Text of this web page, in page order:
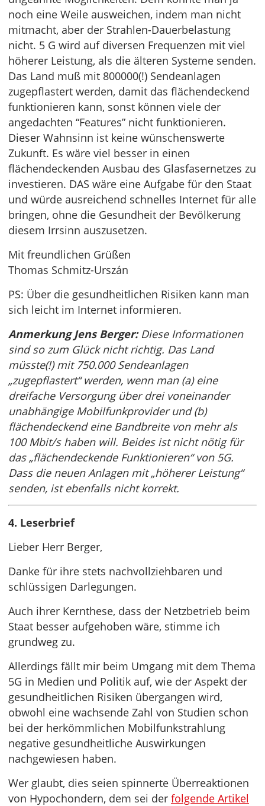
noch eine Weile ausweichen, indem man nicht
mitmacht, aber der Strahlen-Dauerbelastung
nicht. 5 G wird auf diversen Frequenzen mit viel
höherer Leistung, als die älteren Systeme senden.
Das Land muß mit 800000(!) Sendeanlagen
zugepflastert werden, damit das flächendeckend
funktionieren kann, sonst können viele der
angedachten “Features” nicht funktionieren.
Dieser Wahnsinn ist keine wünschenswerte
Zukunft. Es wäre viel besser in einen
flächendeckenden Ausbau des Glasfasernetzes zu
investieren. DAS wäre eine Aufgabe für den Staat
und würde ausreichend schnelles Internet für alle
bringen, ohne die Gesundheit der Bevölkerung
diesem Irrsinn auszusetzen.
Mit freundlichen Grüßen
Thomas Schmitz-Urszán
PS: Über die gesundheitlichen Risiken kann man
sich leicht im Internet informieren.
Anmerkung Jens Berger:Diese Informationen
sind so zum Glück nicht richtig. Das Land
müsste(!) mit 750.000 Sendeanlagen
„zugepflastert“ werden, wenn man (a) eine
dreifache Versorgung über drei voneinander
unabhängige Mobilfunkprovider und (b)
flächendeckend eine Bandbreite von mehr als
100 Mbit/s haben will. Beides ist nicht nötig für
das „flächendeckende Funktionieren“ von 5G.
Dass die neuen Anlagen mit „höherer Leistung“
senden, ist ebenfalls nicht korrekt.
4. Leserbrief
Lieber Herr Berger,
Danke für ihre stets nachvollziehbaren und
schlüssigen Darlegungen.
Auch ihrer Kernthese, dass der Netzbetrieb beim
Staat besser aufgehoben wäre, stimme ich
grundweg zu.
Allerdings fällt mir beim Umgang mit dem Thema
5G in Medien und Politik auf, wie der Aspekt der
gesundheitlichen Risiken übergangen wird,
obwohl eine wachsende Zahl von Studien schon
bei der herkömmlichen Mobilfunkstrahlung
negative gesundheitliche Auswirkungen
nachgewiesen haben.
Wer glaubt, dies seien spinnerte Überreaktionen
von Hypochondern, dem sei der folgende Artikel